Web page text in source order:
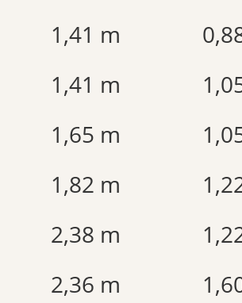
1,41 m
1,41 m
1,65 m
1,82 m
2,38 m
2,36 m